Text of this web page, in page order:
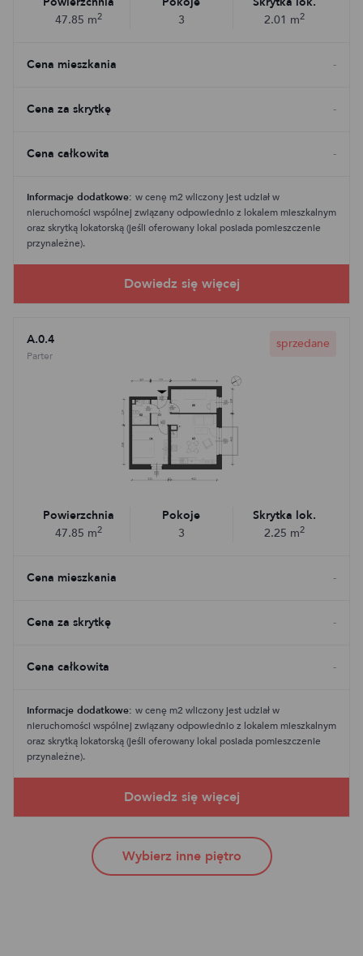
47.85 m2
3
2.01 m2
Cena mieszkania -
Cena za skrytkę -
Cena całkowita -
Informacje dodatkowe: w cenę m2 wliczony jest udział w
nieruchomości wspólnej związany odpowiednio z lokalem mieszkalnym
oraz skrytką lokatorską (jeśli oferowany lokal posiada pomieszczenie
przynależne).
A.0.4
Parter
sprzedane
Powierzchnia
47.85 m2
Pokoje
3
Skrytka lok.
2.25 m2
Cena mieszkania -
Cena za skrytkę -
Cena całkowita -
Informacje dodatkowe: w cenę m2 wliczony jest udział w
nieruchomości wspólnej związany odpowiednio z lokalem mieszkalnym
oraz skrytką lokatorską (jeśli oferowany lokal posiada pomieszczenie
przynależne).
Wybierz inne piętro